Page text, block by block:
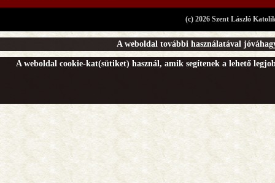
(c) 2026 Szent László
A weboldal további használatával
A weboldal cookie-kat(sütiket) használ, amik segítenek a lehető